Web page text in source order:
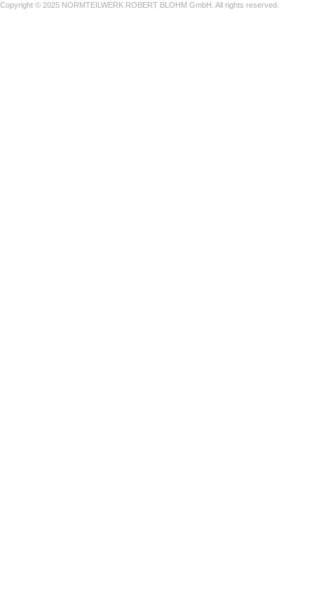
Copyright © 2025 NORMTEILWERK ROBERT BLOHM GmbH. All rights reserved.